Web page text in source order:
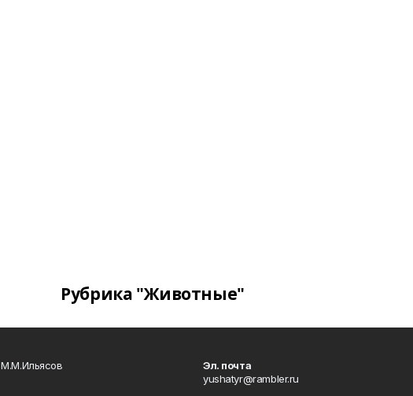
Рубрика "Животные"
М.М.Ильясов
Эл. почта
yushatyr@rambler.ru